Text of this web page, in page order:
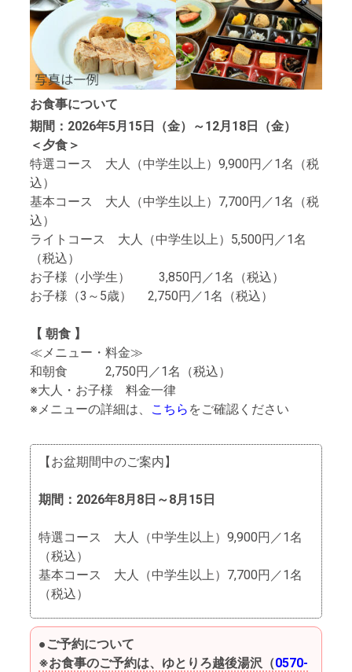
お食事について
期間：2026年5月15日（金）～12月18日（金）
＜夕食＞
特選コース 大人（中学生以上）9,900円／1名（税
込）
基本コース 大人（中学生以上）7,700円／1名（税
込）
ライトコース 大人（中学生以上）5,500円／1名
（税込）
お子様（小学生） 3,850円／1名（税込）
お子様（3～5歳） 2,750円／1名（税込）
【 朝食 】
≪メニュー・料金≫
和朝食 2,750円／1名（税込）
※大人・お子様 料金一律
※メニューの詳細は、
こちら をご確認ください
【お盆期間中のご案内】
期間：2026年8月8日～8月15日
特選コース 大人（中学生以上）9,900円／1名
（税込）
基本コース 大人（中学生以上）7,700円／1名
（税込）
●ご予約について
※お食事のご予約は、ゆとりろ越後湯沢（0570-